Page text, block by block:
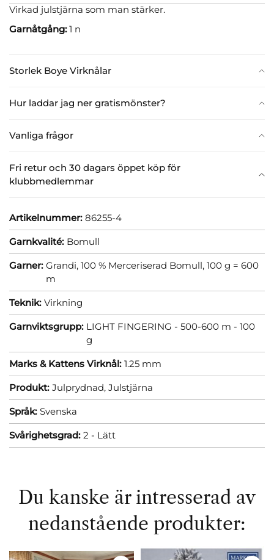
Storlek Boye Virknålar
Hur laddar jag ner gratismönster?
Vanliga frågor
Fri retur och 30 dagars öppet köp för
klubbmedlemmar
Virkad julstjärna som man stärker.
Garnåtgång:1 n
Artikelnummer: 86255-4
Garnkvalité: Bomull
Garner: Grandi, 100 % Merceriserad Bomull, 100 g = 600
m
Teknik: Virkning
Garnviktsgrupp: LIGHT FINGERING - 500-600 m - 100
g
Marks & Kattens Virknål: 1.25 mm
Produkt: Julprydnad, Julstjärna
Språk: Svenska
Svårighetsgrad: 2 - Lätt
Du kanske är intresserad av
nedanstående produkter: